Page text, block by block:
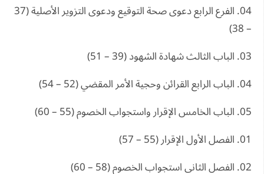
04. الفرع الرابع دعوى صحة التوقيع ودعوى التزوير الأصلية (37
– 38)
03. الباب الثالث شهادة الشهود (39 – 51)
04. الباب الرابع القرائن وحجية الأمر المقضي (52 – 54)
05. الباب الخامس الإقرار واستجواب الخصوم (55 – 60)
01. الفصل الأول الإقرار (55 – 57)
02. الفصل الثانى استجواب الخصوم (58 – 60)